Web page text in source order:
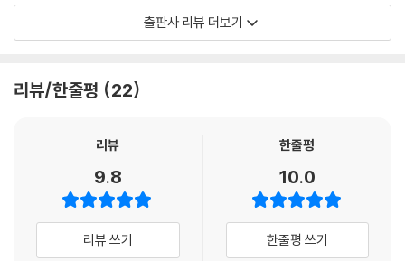
하는 다양한 꽃들을 코바늘 모티브로 만나는 책이다. 45가지 꽃을 주제로
한 플라워 모티브는 그 자체만으로도 티코스터나 덮개 등으로 활용할 수
태로 만들어 책상 위 잡다한 여러 소품을 수납할 수도 있다. 때로는 화려하
컬러를 입혀보자!
초보자도 쉽고 재미있게!
사랑스러운 플라워 모티브로
시작하는 즐거운 핸드메이드 생활
출판사 리뷰 더보기
리뷰/한줄평 22
리뷰
9.8
리뷰 쓰기
한줄평
10.0
한줄평 쓰기